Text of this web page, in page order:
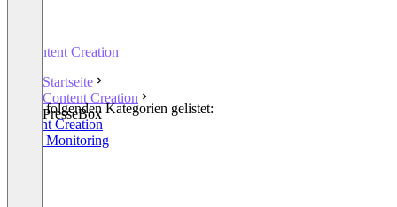
Content Creation
Startseite
Content Creation
PresseBox
In den folgenden Kategorien gelistet:
Content Creation
Media Monitoring